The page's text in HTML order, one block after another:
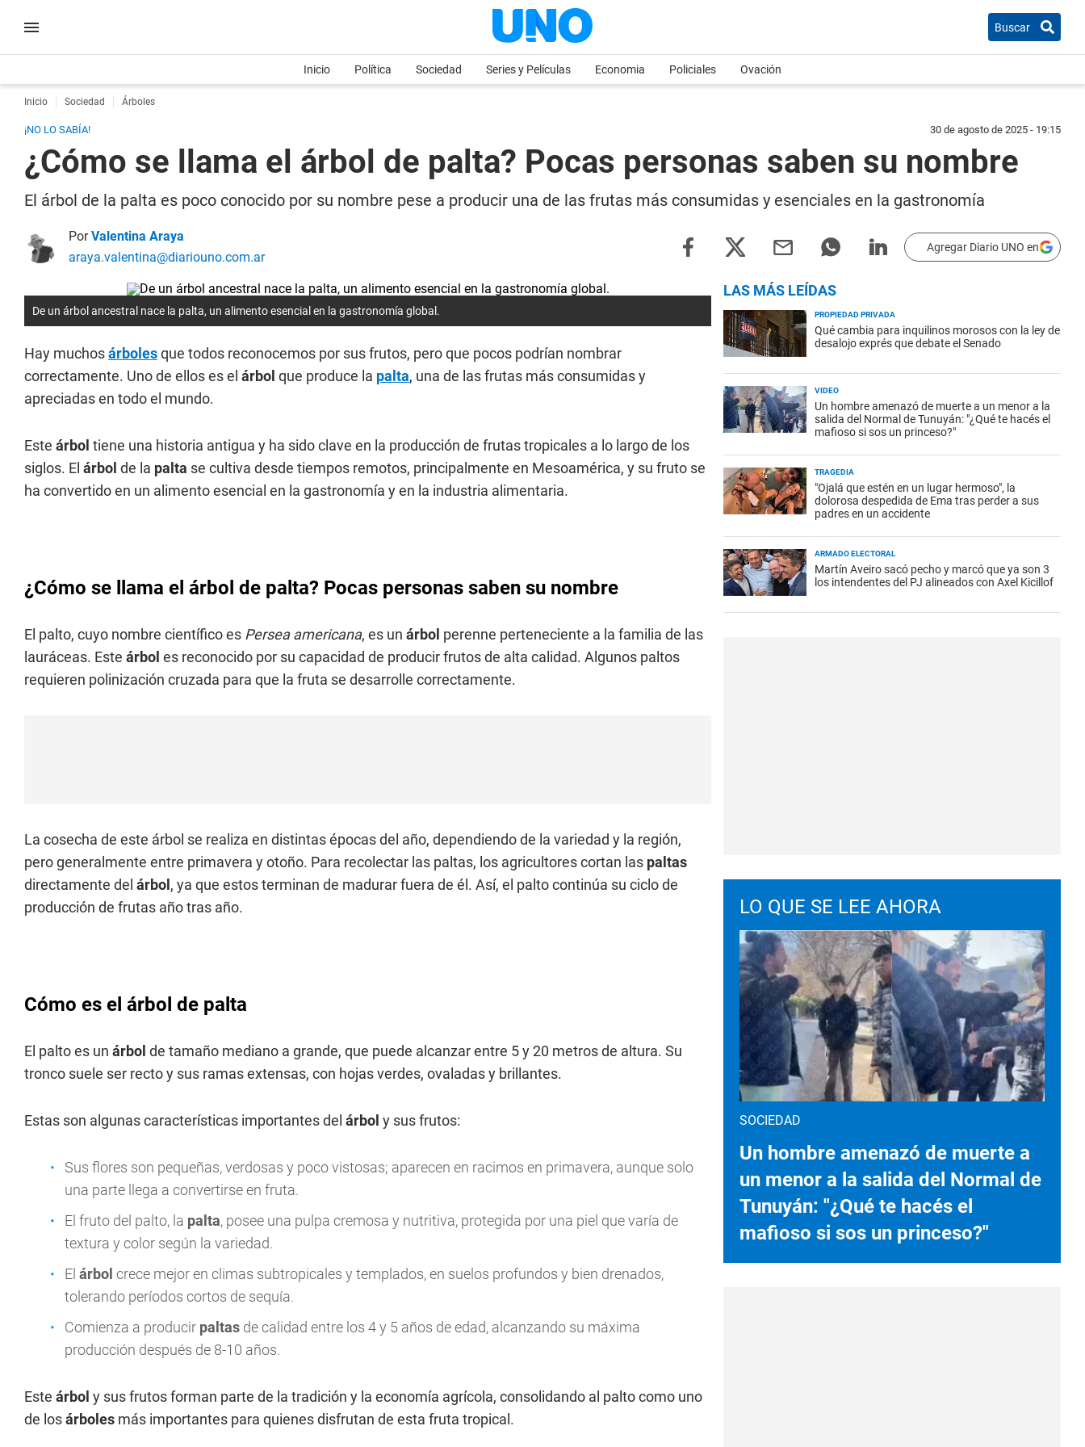
Buscar
Inicio Política Sociedad Series y Películas Economia Policiales Ovación
Inicio Sociedad Árboles
¡NO LO SABÍA! 30 de agosto de 2025 - 19:15
¿Cómo se llama el árbol de palta? Pocas personas saben su nombre
El árbol de la palta es poco conocido por su nombre pese a producir una de las frutas más consumidas y esenciales en la gastronomía
PorValentina Araya
araya.valentina@diariouno.com.ar
Agregar Diario UNO en
De un árbol ancestral nace la palta, un alimento esencial en la gastronomía global.
Hay muchosárbolesque todos reconocemos por sus frutos, pero que pocos podrían nombrar
correctamente. Uno de ellos es el árbol que produce la palta, una de las frutas más consumidas y
apreciadas en todo el mundo.
Este árbol tiene una historia antigua y ha sido clave en la producción de frutas tropicales a lo largo de los
siglos. El árbol de la palta se cultiva desde tiempos remotos, principalmente en Mesoamérica, y su fruto se
ha convertido en un alimento esencial en la gastronomía y en la industria alimentaria.
¿Cómo se llama el árbol de palta? Pocas personas saben su nombre
El palto, cuyo nombre científico es Persea americana, es un árbol perenne perteneciente a la familia de las
lauráceas. Este árbol es reconocido por su capacidad de producir frutos de alta calidad. Algunos paltos
requieren polinización cruzada para que la fruta se desarrolle correctamente.
La cosecha de este árbol se realiza en distintas épocas del año, dependiendo de la variedad y la región,
pero generalmente entre primavera y otoño. Para recolectar las paltas, los agricultores cortan las paltas
directamente del árbol , ya que estos terminan de madurar fuera de él. Así, el palto continúa su ciclo de
producción de frutas año tras año.
Cómo es el árbol de palta
El palto es un árbol de tamaño mediano a grande, que puede alcanzar entre 5 y 20 metros de altura. Su
tronco suele ser recto y sus ramas extensas, con hojas verdes, ovaladas y brillantes.
Estas son algunas características importantes del árbol y sus frutos:
Sus flores son pequeñas, verdosas y poco vistosas; aparecen en racimos en primavera, aunque solo
una parte llega a convertirse en fruta.
El fruto del palto, la palta, posee una pulpa cremosa y nutritiva, protegida por una piel que varía de
textura y color según la variedad.
El árbol crece mejor en climas subtropicales y templados, en suelos profundos y bien drenados,
tolerando períodos cortos de sequía.
Comienza a producir paltas de calidad entre los 4 y 5 años de edad, alcanzando su máxima
producción después de 8-10 años.
Este árbol y sus frutos forman parte de la tradición y la economía agrícola, consolidando al palto como uno
de losárboles más importantes para quienes disfrutan de esta fruta tropical.
LAS MÁS LEÍDAS
PROPIEDAD PRIVADA
Qué cambia para inquilinos morosos con la ley de
desalojo exprés que debate el Senado
VIDEO
Un hombre amenazó de muerte a un menor a la
salida del Normal de Tunuyán: "¿Qué te hacés el
mafioso si sos un princeso?"
TRAGEDIA
"Ojalá que estén en un lugar hermoso", la
dolorosa despedida de Ema tras perder a sus
padres en un accidente
ARMADO ELECTORAL
Martín Aveiro sacó pecho y marcó que ya son 3
los intendentes del PJ alineados con Axel Kicillof
LO QUE SE LEE AHORA
SOCIEDAD
Un hombre amenazó de muerte a
un menor a la salida del Normal de
Tunuyán: "¿Qué te hacés el
mafioso si sos un princeso?"